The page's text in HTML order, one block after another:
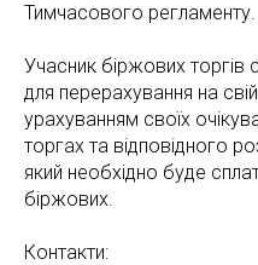
Тимчасового регламенту.
Учасник біржових торгів
для перерахування на
урахуванням своїх
торгах та відповідного
який необхідно буде
біржових.
Контакти: